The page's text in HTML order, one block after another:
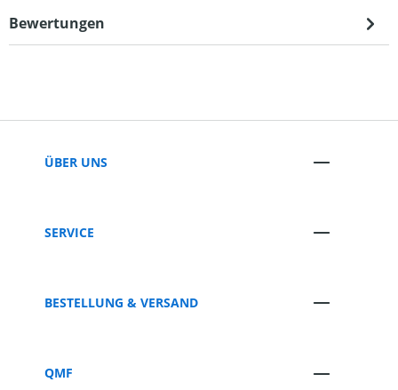
Bewertungen
ÜBER UNS
SERVICE
BESTELLUNG & VERSAND
QMF